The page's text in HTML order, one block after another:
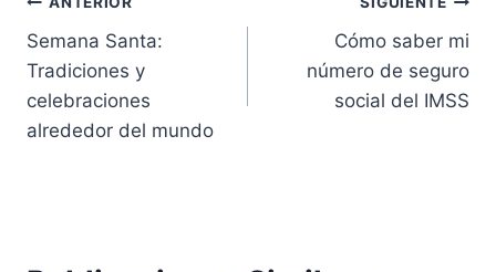
Navegación
de
entradas
Semana Santa:
Tradiciones y
celebraciones
alrededor del mundo
Cómo saber mi
número de seguro
social del IMSS